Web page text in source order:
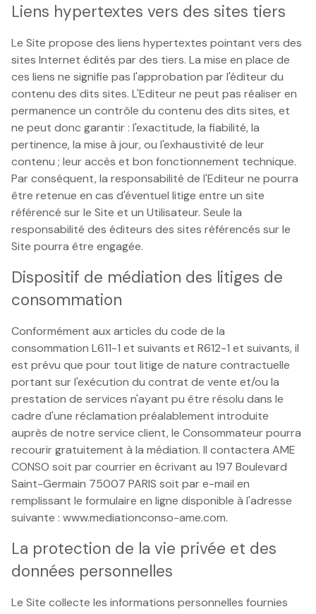
Liens hypertextes vers des sites tiers
Le Site propose des liens hypertextes pointant vers des
sites Internet édités par des tiers. La mise en place de
ces liens ne signifie pas l'approbation par l'éditeur du
contenu des dits sites. L'Editeur ne peut pas réaliser en
permanence un contrôle du contenu des dits sites, et
ne peut donc garantir : l'exactitude, la fiabilité, la
pertinence, la mise à jour, ou l'exhaustivité de leur
contenu ; leur accès et bon fonctionnement technique.
Par conséquent, la responsabilité de l'Editeur ne pourra
être retenue en cas d'éventuel litige entre un site
référencé sur le Site et un Utilisateur. Seule la
responsabilité des éditeurs des sites référencés sur le
Site pourra être engagée.
Dispositif de médiation des litiges de
consommation
Conformément aux articles du code de la
consommation L611-1 et suivants et R612-1 et suivants, il
est prévu que pour tout litige de nature contractuelle
portant sur l'exécution du contrat de vente et/ou la
prestation de services n'ayant pu être résolu dans le
cadre d'une réclamation préalablement introduite
auprès de notre service client, le Consommateur pourra
recourir gratuitement à la médiation. Il contactera AME
CONSO soit par courrier en écrivant au 197 Boulevard
Saint-Germain 75007 PARIS soit par e-mail en
remplissant le formulaire en ligne disponible à l'adresse
suivante : www.mediationconso-ame.com.
La protection de la vie privée et des
données personnelles
Le Site collecte les informations personnelles fournies